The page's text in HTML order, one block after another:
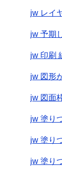
jw レイ
jw 予期
jw 印刷
jw 図形
jw 図面
jw 塗り
jw 塗り
jw 塗り